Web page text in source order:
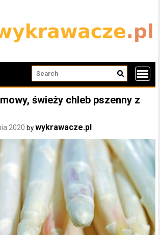
świeży chleb pszenny z
2020 bywykrawacze.pl